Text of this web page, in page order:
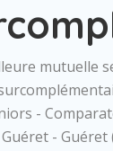
mutuelle
-
-